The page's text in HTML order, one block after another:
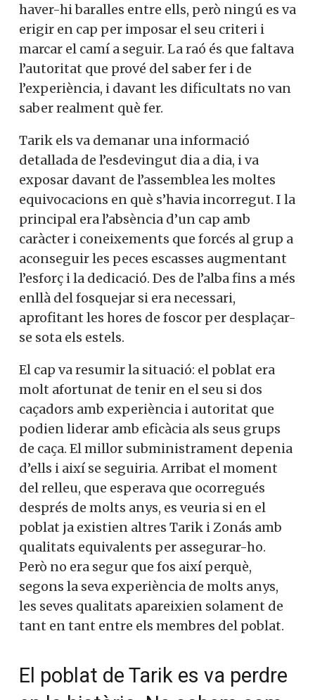
haver-hi baralles entre ells, però ningú es va
erigir en cap per imposar el seu criteri i
marcar el camí a seguir. La raó és que faltava
l’autoritat que prové del saber fer i de
l’experiència, i davant les dificultats no van
saber realment què fer.
Tarik els va demanar una informació
detallada de l’esdevingut dia a dia, i va
exposar davant de l’assemblea les moltes
equivocacions en què s’havia incorregut. I la
principal era l’absència d’un cap amb
caràcter i coneixements que forcés al grup a
aconseguir les peces escasses augmentant
l’esforç i la dedicació. Des de l’alba fins a més
enllà del fosquejar si era necessari,
aprofitant les hores de foscor per desplaçar-
se sota els estels.
El cap va resumir la situació: el poblat era
molt afortunat de tenir en el seu si dos
caçadors amb experiència i autoritat que
podien liderar amb eficàcia als seus grups
de caça. El millor subministrament depenia
d’ells i així se seguiria. Arribat el moment
del relleu, que esperava que ocorregués
després de molts anys, es veuria si en el
poblat ja existien altres Tarik i Zonás amb
qualitats equivalents per assegurar-ho.
Però no era segur que fos així perquè,
segons la seva experiència de molts anys,
les seves qualitats apareixien solament de
tant en tant entre els membres del poblat.
El poblat de Tarik es va perdre